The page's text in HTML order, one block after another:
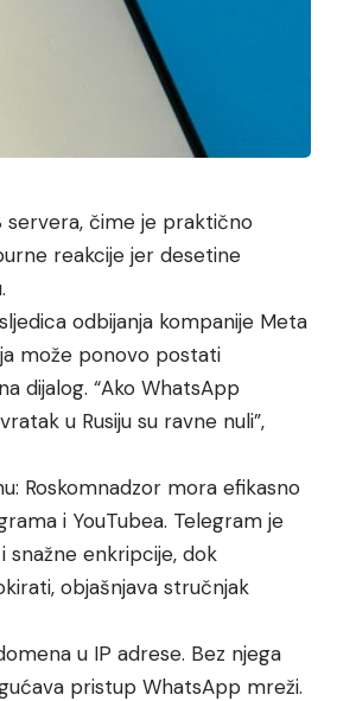
servera, čime je praktično
reakcije jer desetine
odbijanja kompanije Meta
može ponovo postati
dijalog. “Ako WhatsApp
u Rusiju su ravne nuli”,
Roskomnadzor mora efikasno
i YouTubea. Telegram je
enkripcije, dok
objašnjava stručnjak
u IP adrese. Bez njega
pristup WhatsApp mreži.